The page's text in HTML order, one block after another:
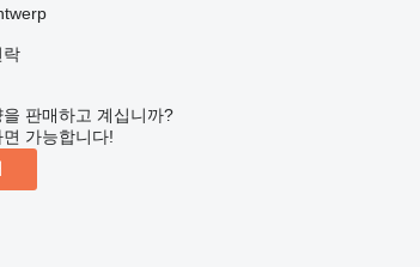
락
판매하고 계십니까?
가능합니다!